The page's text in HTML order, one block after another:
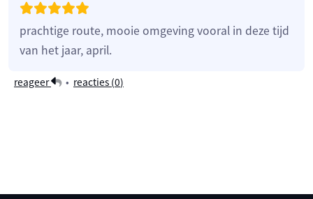
prachtige route, mooie omgeving vooral in deze tijd
van het jaar, april.
reageer • reacties (0)